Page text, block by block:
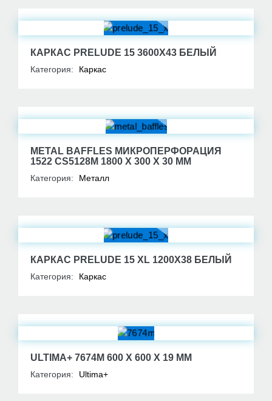
КАРКАС PRELUDE 15 3600Х43 БЕЛЫЙ
Категория: Каркас
METAL BAFFLES МИКРОПЕРФОРАЦИЯ
1522 CS5128M 1800 X 300 X 30 MM
Категория: Металл
КАРКАС PRELUDE 15 XL 1200Х38 БЕЛЫЙ
Категория: Каркас
ULTIMA+ 7674M 600 X 600 X 19 MM
Категория: Ultima+